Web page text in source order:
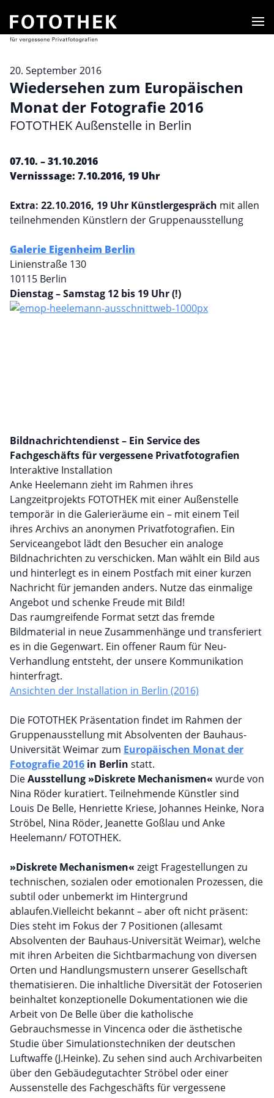
20. September 2016
Wiedersehen zum Europäischen
Monat der Fotografie 2016
FOTOTHEK Außenstelle in Berlin
07.10. – 31.10.2016
Vernisssage: 7.10.2016, 19 Uhr
Extra: 22.10.2016, 19 Uhr Künstlergespräch mit allen
teilnehmenden Künstlern der Gruppenausstellung
Galerie Eigenheim Berlin
Linienstraße 130
10115 Berlin
Dienstag – Samstag 12 bis 19 Uhr (!)
Bildnachrichtendienst – Ein Service des
Fachgeschäfts für vergessene Privatfotografien
Interaktive Installation
Anke Heelemann zieht im Rahmen ihres
Langzeitprojekts FOTOTHEK mit einer Außenstelle
temporär in die Galerieräume ein – mit einem Teil
ihres Archivs an anonymen Privatfotografien. Ein
Serviceangebot lädt den Besucher ein analoge
Bildnachrichten zu verschicken. Man wählt ein Bild aus
und hinterlegt es in einem Postfach mit einer kurzen
Nachricht für jemanden anders. Nutze das einmalige
Angebot und schenke Freude mit Bild!
Das raumgreifende Format setzt das fremde
Bildmaterial in neue Zusammenhänge und transferiert
es in die Gegenwart. Ein offener Raum für Neu-
Verhandlung entsteht, der unsere Kommunikation
hinterfragt.
Ansichten der Installation in Berlin (2016)
Die FOTOTHEK Präsentation findet im Rahmen der
Gruppenausstellung mit Absolventen der Bauhaus-
Universität Weimar zum Europäischen Monat der
Fotografie 2016 in Berlin statt.
DieAusstellung »Diskrete Mechanismen« wurde von
Nina Röder kuratiert. Teilnehmende Künstler sind
Louis De Belle, Henriette Kriese, Johannes Heinke, Nora
Ströbel, Nina Röder, Jeanette Goßlau und Anke
Heelemann/ FOTOTHEK.
»Diskrete Mechanismen« zeigt Fragestellungen zu
technischen, sozialen oder emotionalen Prozessen, die
subtil oder unbemerkt im Hintergrund
ablaufen.Vielleicht bekannt – aber oft nicht präsent:
Dies steht im Fokus der 7 Positionen (allesamt
Absolventen der Bauhaus-Universität Weimar), welche
mit ihren Arbeiten die Sichtbarmachung von diversen
Orten und Handlungsmustern unserer Gesellschaft
thematisieren. Die inhaltliche Diversität der Fotoserien
beinhaltet konzeptionelle Dokumentationen wie die
Arbeit von De Belle über die katholische
Gebrauchsmesse in Vincenca oder die ästhetische
Studie über Simulationstechniken der deutschen
Luftwaffe (J.Heinke). Zu sehen sind auch Archivarbeiten
über den Gebäudegutachter Ströbel oder einer
Aussenstelle des Fachgeschäfts für vergessene